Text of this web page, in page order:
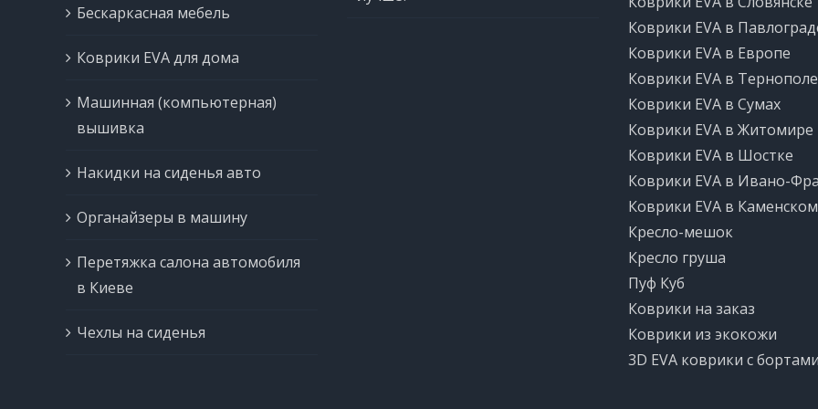
Бескаркасная мебель
Коврики EVA для дома
Машинная (компьютерная)
вышивка
Накидки на сиденья авто
Органайзеры в машину
Перетяжка салона автомобиля
в Киеве
Чехлы на сиденья
Коврики EVA в
Коврики EVA в Европе
Коврики EVA в Тернополе
Коврики EVA в Сумах
Коврики EVA в Житомире
Коврики EVA в Шостке
Коврики EVA в Ивано-
Коврики EVA в Каменском
Кресло-мешок
Кресло груша
Пуф Куб
Коврики на заказ
Коврики из экокожи
3D EVA коврики с бортами